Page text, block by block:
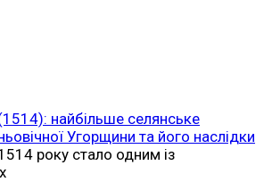
найбільше селянське
Угорщини та його наслідки
року стало одним із